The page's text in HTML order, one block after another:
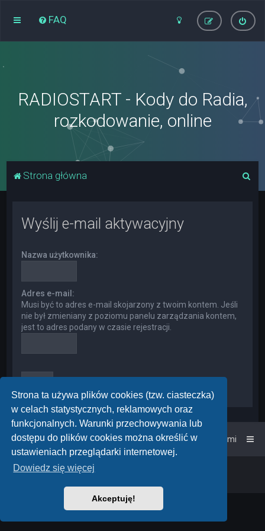
Strona ta używa plików cookies (tzw. ciasteczka)
w celach statystycznych, reklamowych oraz
funkcjonalnych. Warunki przechowywania lub
dostępu do plików cookies można określić w
ustawieniach przeglądarki internetowej.
Dowiedz się więcej
Akceptuję!
FAQ
RADIOSTART - Kody do Radia,
rozkodowanie, online
Strona główna
Wyślij e-mail aktywacyjny
Nazwa użytkownika:
Adres e-mail:
Musi być to adres e-mail skojarzony z twoim kontem. Jeśli
nie był zmieniany z poziomu panelu zarządzania kontem,
jest to adres podany w czasie rejestracji.
Strona główna Kontakt z nami
Powered byphpBB™• Design by